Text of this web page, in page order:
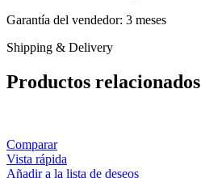
Garantía del vendedor: 3 meses
Shipping & Delivery
Productos relacionados
Comparar
Vista rápida
Añadir a la lista de deseos